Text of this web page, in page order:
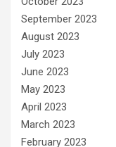
September 2023
August 2023
July 2023
June 2023
May 2023
April 2023
March 2023
February 2023